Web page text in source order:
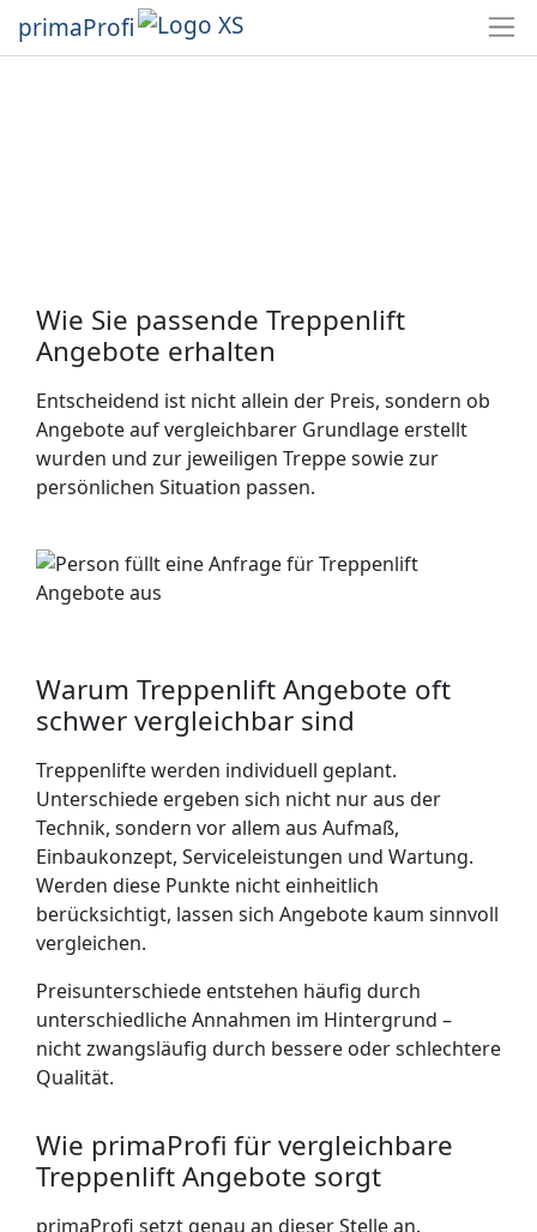
primaProfi
Wie Sie passende Treppenlift
Angebote erhalten
Entscheidend ist nicht allein der Preis, sondern ob
Angebote auf vergleichbarer Grundlage erstellt
wurden und zur jeweiligen Treppe sowie zur
persönlichen Situation passen.
Warum Treppenlift Angebote oft
schwer vergleichbar sind
Treppenlifte werden individuell geplant.
Unterschiede ergeben sich nicht nur aus der
Technik, sondern vor allem aus Aufmaß,
Einbaukonzept, Serviceleistungen und Wartung.
Werden diese Punkte nicht einheitlich
berücksichtigt, lassen sich Angebote kaum sinnvoll
vergleichen.
Preisunterschiede entstehen häufig durch
unterschiedliche Annahmen im Hintergrund –
nicht zwangsläufig durch bessere oder schlechtere
Qualität.
Wie primaProfi für vergleichbare
Treppenlift Angebote sorgt
primaProfi setzt genau an dieser Stelle an.